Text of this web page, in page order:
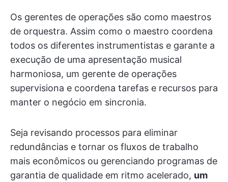
Os gerentes de operações são como maestros
de orquestra. Assim como o maestro coordena
todos os diferentes instrumentistas e garante a
execução de uma apresentação musical
harmoniosa, um gerente de operações
supervisiona e coordena tarefas e recursos para
manter o negócio em sincronia.
Seja revisando processos para eliminar
redundâncias e tornar os fluxos de trabalho
mais econômicos ou gerenciando programas de
garantia de qualidade em ritmo acelerado, um